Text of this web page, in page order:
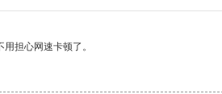
担心网速卡顿了。